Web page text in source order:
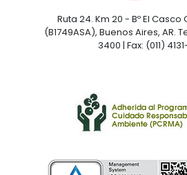
Ruta 24. Km 20 - Bº El Casco
(B1749ASA), Buenos Aires, AR.
3400 | Fax: (011)